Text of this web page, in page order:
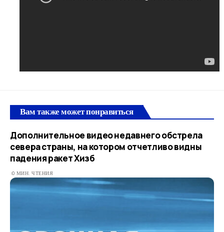
Вам также может понравиться
Дополнительное видео недавнего обстрела
севера страны, на котором отчетливо видны
падения ракет Хизб
0 МИН. ЧТЕНИЯ